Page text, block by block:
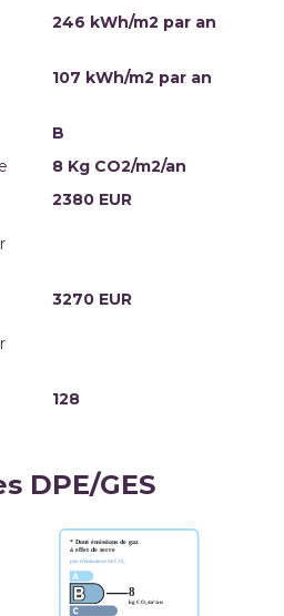
246 kWh/m2 par an
107 kWh/m2 par an
B
8 Kg CO2/m2/an
2380 EUR
3270 EUR
128
DPE/GES